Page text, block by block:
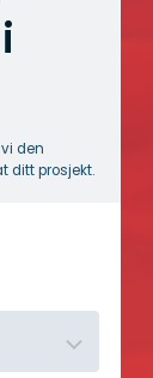
den
ditt prosjekt.